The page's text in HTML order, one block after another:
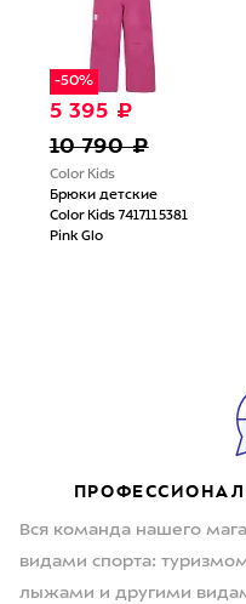
-50%
5 395 ₽
10 790 ₽
Color Kids
Брюки детские
Color Kids 7417115381
Pink Glo
Вся команда нашего
видами спорта:
лыжами и другими